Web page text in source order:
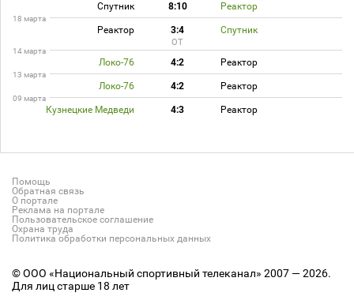
Спутник 8:10 Реактор
18 марта
Реактор 3:4 Спутник
ОТ
14 марта
Локо-76 4:2 Реактор
13 марта
Локо-76 4:2 Реактор
09 марта
Кузнецкие Медведи 4:3 Реактор
Помощь
Обратная связь
О портале
Реклама на портале
Пользовательское соглашение
Охрана труда
Политика обработки персональных данных
© ООО «Национальный спортивный телеканал» 2007 — 2026.
Для лиц старше 18 лет